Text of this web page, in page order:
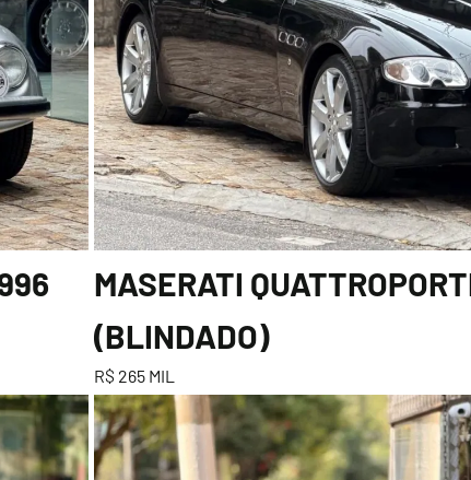
MASERATI
(BLINDADO)
R$ 265 MIL